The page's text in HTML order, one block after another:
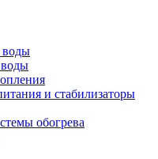
воды
и стабилизаторы
обогрева